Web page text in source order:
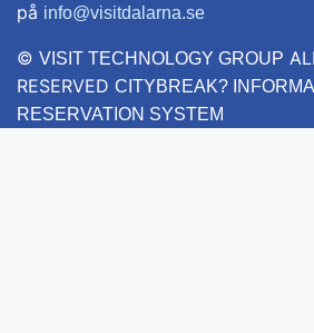
på info@visitdalarna.se
© VISIT TECHNOLOGY GROUP
RESERVED CITYBREAK?
RESERVATION SYSTEM